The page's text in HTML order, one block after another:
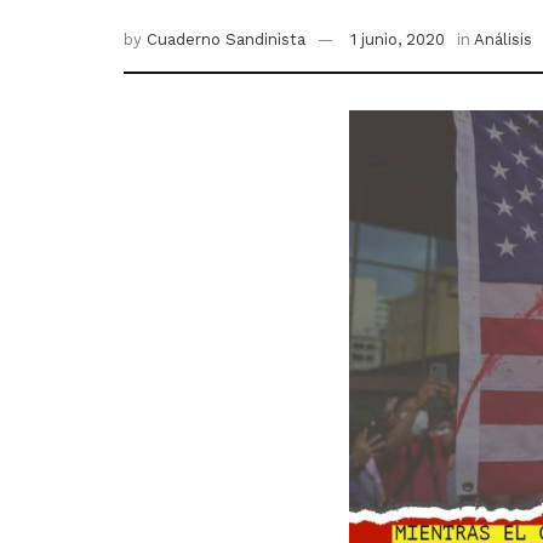
by Cuaderno Sandinista 1 junio, 2020 in Análisis